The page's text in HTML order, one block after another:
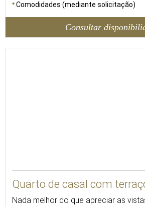
Comodidades (mediante solicitação)
Consultar
Quarto de casal com
Nada melhor do que apreciar as